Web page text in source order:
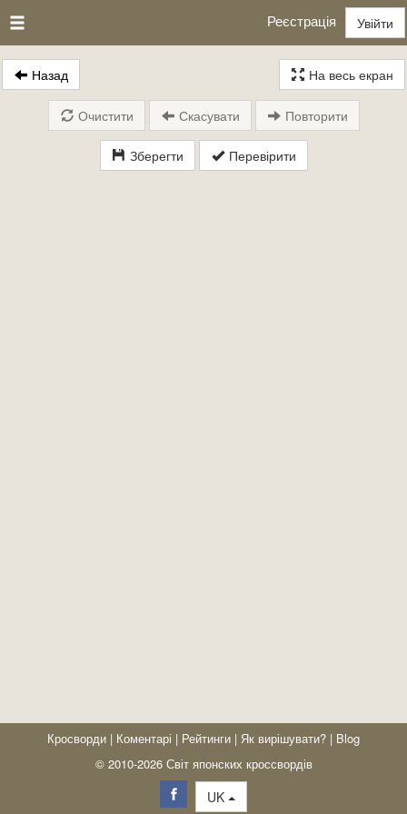
Реєстрація Увійти
Назад На весь екран
Зберегти Перевірити
Очистити Скасувати Повторити
Кросворди | Коментарі | Рейтинги | Як вирішувати? | Blog
© 2010-2026 Світ японских кроссвордів
UK